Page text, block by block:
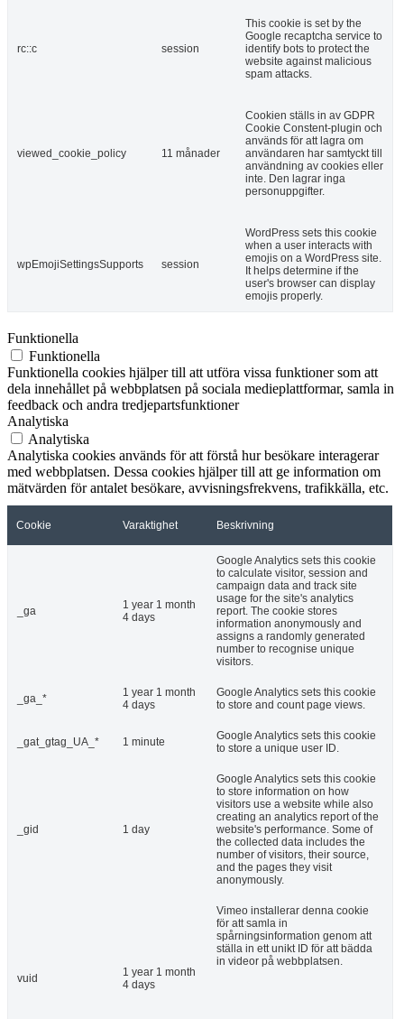
rc::c session
This cookie is set by the
Google recaptcha service to
identify bots to protect the
website against malicious
spam attacks.
viewed_cookie_policy 11 månader
Cookien ställs in av GDPR
Cookie Constent-plugin och
används för att lagra om
användaren har samtyckt till
användning av cookies eller
inte. Den lagrar inga
personuppgifter.
wpEmojiSettingsSupports session
WordPress sets this cookie
when a user interacts with
emojis on a WordPress site.
It helps determine if the
user's browser can display
emojis properly.
Funktionella
Funktionella
Funktionella cookies hjälper till att utföra vissa funktioner som att
dela innehållet på webbplatsen på sociala medieplattformar, samla in
feedback och andra tredjepartsfunktioner
Analytiska
Analytiska
Analytiska cookies används för att förstå hur besökare interagerar
med webbplatsen. Dessa cookies hjälper till att ge information om
mätvärden för antalet besökare, avvisningsfrekvens, trafikkälla, etc.
Cookie Varaktighet Beskrivning
_ga
1 year 1 month
4 days
Google Analytics sets this cookie
to calculate visitor, session and
campaign data and track site
usage for the site's analytics
report. The cookie stores
information anonymously and
assigns a randomly generated
number to recognise unique
visitors.
_ga_*
1 year 1 month
4 days
Google Analytics sets this cookie
to store and count page views.
_gat_gtag_UA_* 1 minute
Google Analytics sets this cookie
to store a unique user ID.
_gid 1 day
Google Analytics sets this cookie
to store information on how
visitors use a website while also
creating an analytics report of the
website's performance. Some of
the collected data includes the
number of visitors, their source,
and the pages they visit
anonymously.
vuid
1 year 1 month
4 days
Vimeo installerar denna cookie
för att samla in
spårningsinformation genom att
ställa in ett unikt ID för att bädda
in videor på webbplatsen.